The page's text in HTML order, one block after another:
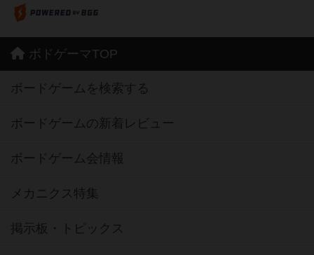
ボドゲーマTOP
ボードゲームを検索する
ボードゲームの新着レビュー
ボードゲーム会情報
メカニクス特集
掲示板・トピックス